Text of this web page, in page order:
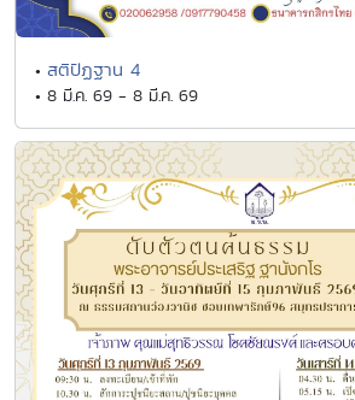
• สติปัฏฐาน 4
• 8 มี.ค. 69 - 8 มี.ค. 69